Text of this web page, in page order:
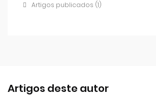
Artigos publicados (1)
Artigos deste autor